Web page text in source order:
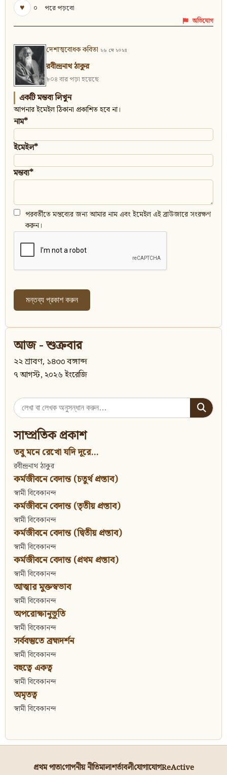
♥
০ পরে পড়বো
অভিযোগ
দেশাত্মবোধক কবিতা ২৬ মে ২০২৪
রবীন্দ্রনাথ ঠাকুর
৮০৪ বার পড়া হয়েছে
একটি মন্তব্য লিখুন
আপনার ইমেইল ঠিকানা প্রকাশিত হবে না।
নাম*
ইমেইল*
মন্তব্য*
পরবর্তীতে মন্তব্যের জন্য আমার নাম এবং ইমেইল এই ব্রাউজারে সংরক্ষণ
করুন।
আজ - শুক্রবার
২২ শ্রাবণ, ১৪৩৩ বঙ্গাব্দ
৭ আগস্ট, ২০২৬ ইংরেজি
Search
for:
সাম্প্রতিক প্রকাশ
তবু মনে রেখো যদি দূরে...
রবীন্দ্রনাথ ঠাকুর
কর্মজীবনে বেদান্ত (চতুর্থ প্রস্তাব)
স্বামী বিবেকানন্দ
কর্মজীবনে বেদান্ত (তৃতীয় প্রস্তাব)
স্বামী বিবেকানন্দ
কর্মজীবনে বেদান্ত (দ্বিতীয় প্রস্তাব)
স্বামী বিবেকানন্দ
কর্মজীবনে বেদান্ত (প্রথম প্রস্তাব)
স্বামী বিবেকানন্দ
আত্মার মুক্তস্বভাব
স্বামী বিবেকানন্দ
অপরোক্ষানুভূতি
স্বামী বিবেকানন্দ
সর্ববস্তুতে ব্রহ্মদর্শন
স্বামী বিবেকানন্দ
বহুত্বে একত্ব
স্বামী বিবেকানন্দ
অমৃতত্ব
স্বামী বিবেকানন্দ
প্রথম পাতাগোপনীয় নীতিমালাশর্তাবলীযোগাযোগReActive